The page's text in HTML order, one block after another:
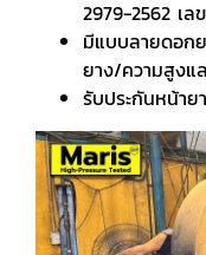
2979-2562 เ
มีแบบลายดอก
ยาง/ความสูงแ
รับประกันหน้า